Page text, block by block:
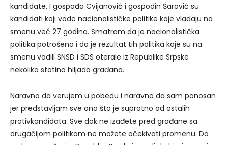
kandidate. I gospođa Cvijanović i gospodin Šarović su
kandidati koji vode nacionalističke politike koje vladaju na
smenu već 27 godina. Smatram da je nacionalistička
politika potrošena i da je rezultat tih politika koje su na
smenu vodili SNSD i SDS oterale iz Republike Srpske
nekoliko stotina hiljada građana.
Naravno da verujem u pobedu i naravno da sam ponosan
jer predstavljam sve ono što je suprotno od ostalih
protivkandidata. Sve dok ne izađete pred građane sa
drugačijom politikom ne možete očekivati promenu. Do